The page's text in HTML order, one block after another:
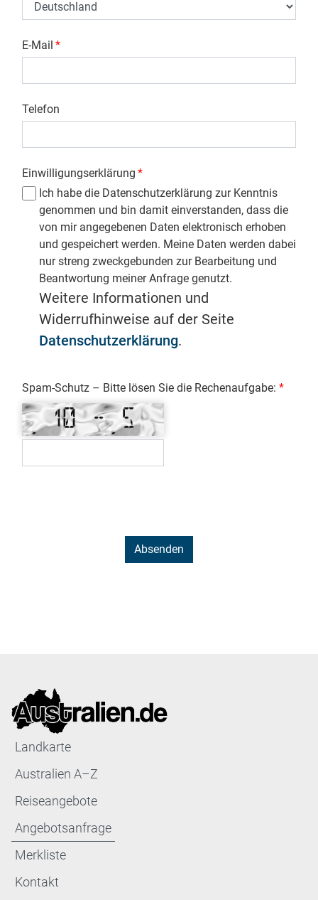
E-Mail *
Telefon
Einwilligungserklärung *
Ich habe die Datenschutzerklärung zur Kenntnis
genommen und bin damit einverstanden, dass die
von mir angegebenen Daten elektronisch erhoben
und gespeichert werden. Meine Daten werden dabei
nur streng zweckgebunden zur Bearbeitung und
Beantwortung meiner Anfrage genutzt.
Weitere Informationen und
Widerrufhinweise auf der Seite
Datenschutzerklärung.
Spam-Schutz – Bitte lösen Sie die Rechenaufgabe:
Landkarte
Australien A–Z
Reiseangebote
Angebotsanfrage
Merkliste
Kontakt